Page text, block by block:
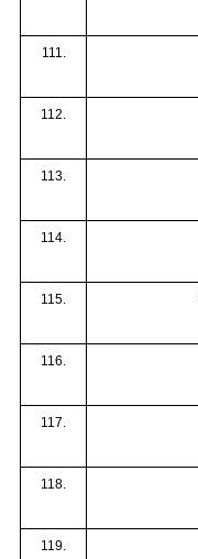
111.
112.
113.
114.
115.
116.
117.
118.
119.